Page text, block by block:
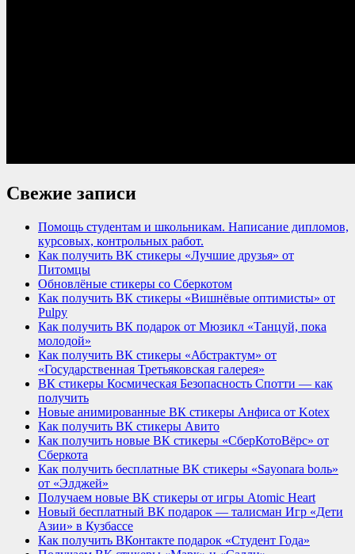
Свежие записи
Помощь студентам и школьникам. Написание дипломов,
курсовых, контрольных работ.
Как получить ВК стикеры «Лучшие друзья» от
Питомцы
Обновлёные стикеры со Сберкотом
Как получить ВК стикеры «Вишнёвые оптимисты» от
Pulpy
Как получить ВК подарок от Мюзикл «Танцуй, пока
молодой»
Как получить ВК стикеры «Абстрактум» от
«Государственная Третьяковская галерея»
ВК стикеры Космическая Безопасность Спотти — как
получить
Новые анимированные ВК стикеры Анфиса от Kotex
Как получить ВК стикеры Авито
Как получить новые ВК стикеры «СберКотоВёрс» от
Сберкота
Как получить бесплатные ВК стикеры «Sayonara bоль»
от «Элджей»
Получаем новые ВК стикеры от игры Atomic Heart
Новый бесплатный ВК подарок — талисман Игр «Дети
Азии» в Кузбассе
Как получить ВКонтакте подарок «Студент Года»